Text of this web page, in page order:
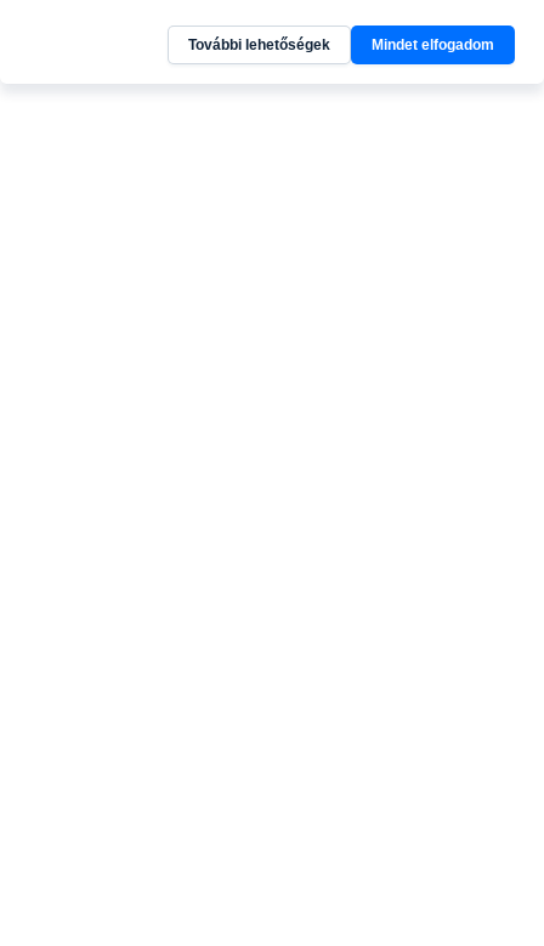
További lehetőségek Mindet elfogadom